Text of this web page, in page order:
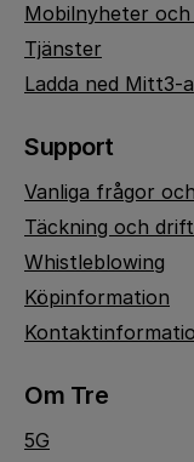
Mobilnyheter och
Tjänster
Ladda ned Mitt3-
Support
Vanliga frågor
Täckning och
Whistleblowing
Köpinformation
Om Tre
5G